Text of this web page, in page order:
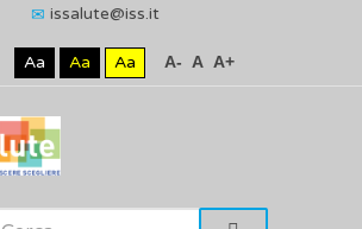
issalute@iss.it
Aa Aa Aa A- A A+